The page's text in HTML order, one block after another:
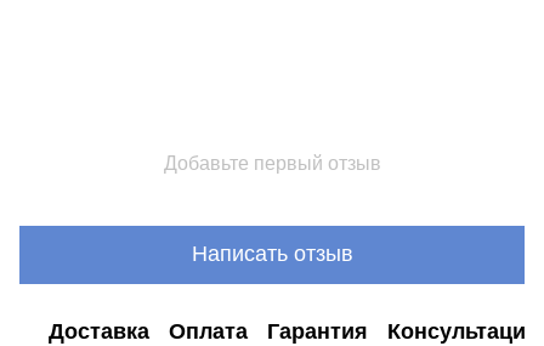
Добавьте первый отзыв
Написать отзыв
Доставка Оплата Гарантия Консультация